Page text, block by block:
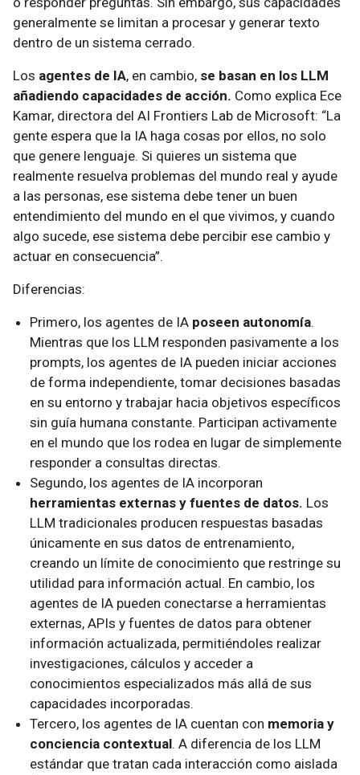
generalmente se limitan a procesar y generar texto
dentro de un sistema cerrado.
Los agentes de IA, en cambio, se basan en los LLM
añadiendo capacidades de acción. Como explica Ece
Kamar, directora del AI Frontiers Lab de Microsoft: “La
gente espera que la IA haga cosas por ellos, no solo
que genere lenguaje. Si quieres un sistema que
realmente resuelva problemas del mundo real y ayude
a las personas, ese sistema debe tener un buen
entendimiento del mundo en el que vivimos, y cuando
algo sucede, ese sistema debe percibir ese cambio y
actuar en consecuencia”.
Diferencias:
Primero, los agentes de IA poseen autonomía.
Mientras que los LLM responden pasivamente a los
prompts, los agentes de IA pueden iniciar acciones
de forma independiente, tomar decisiones basadas
en su entorno y trabajar hacia objetivos específicos
sin guía humana constante. Participan activamente
en el mundo que los rodea en lugar de simplemente
responder a consultas directas.
Segundo, los agentes de IA incorporan
herramientas externas y fuentes de datos. Los
LLM tradicionales producen respuestas basadas
únicamente en sus datos de entrenamiento,
creando un límite de conocimiento que restringe su
utilidad para información actual. En cambio, los
agentes de IA pueden conectarse a herramientas
externas, APIs y fuentes de datos para obtener
información actualizada, permitiéndoles realizar
investigaciones, cálculos y acceder a
conocimientos especializados más allá de sus
capacidades incorporadas.
Tercero, los agentes de IA cuentan con memoria y
conciencia contextual. A diferencia de los LLM
estándar que tratan cada interacción como aislada